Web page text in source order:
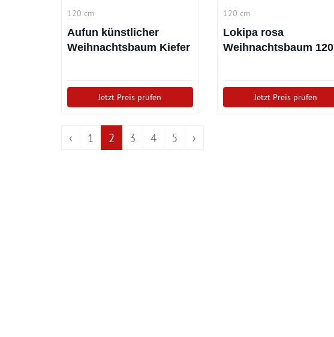
120 cm
Aufun künstlicher
Weihnachtsbaum Kiefer
Jetzt Preis prüfen
120 cm
Lokipa rosa
Weihnachtsbaum 120
Jetzt Preis prüfen
‹ 1 2 3 4 5 ›